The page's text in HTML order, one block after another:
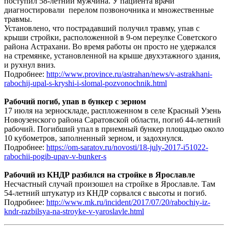
диагностировали перелом позвоночника и множественные
травмы.
Установлено, что пострадавший получил травму, упав с
крыши стройки, расположенной в 9-ом переулке Советского
района Астрахани. Во время работы он просто не удержался
на стремянке, установленной на крыше двухэтажного здания,
и рухнул вниз.
Подробнее: http://www.province.ru/astrahan/news/v-astrakhani-
rabochij-upal-s-kryshi-i-slomal-pozvonochnik.html
Рабочий погиб, упав в бункер с зерном
17 июля на зерноскладе, распложенном в селе Красный Узень
Новоузенского района Саратовской области, погиб 44-летний
рабочий. Погибший упал в приемный бункер площадью около
10 кубометров, заполненный зерном, и задохнулся.
Подробнее: https://om-saratov.ru/novosti/18-july-2017-i51022-
rabochii-pogib-upav-v-bunker-s
Рабочий из КНДР разбился на стройке в Ярославле
Несчастный случай произошел на стройке в Ярославле. Там
54-летний штукатур из КНДР сорвался с высоты и погиб.
Подробнее: http://www.mk.ru/incident/2017/07/20/rabochiy-iz-
kndr-razbilsya-na-stroyke-v-yaroslavle.html